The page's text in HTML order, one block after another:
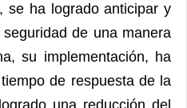
se ha logrado anticipar y
de una manera
su implementación, ha
de respuesta de la